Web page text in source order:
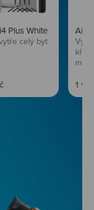
Plus White
celý byt
1